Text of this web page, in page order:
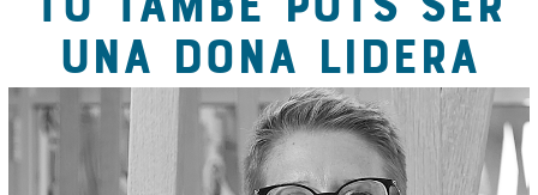
UNA DONA LIDERA